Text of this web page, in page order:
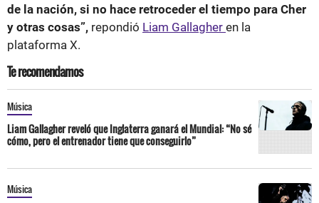
de la nación, si no hace retroceder el tiempo para Cher
y otras cosas”, repondió Liam Gallagher en la
plataforma X.
Te recomendamos
Música
Liam Gallagher reveló que Inglaterra ganará el Mundial: “No sé
cómo, pero el entrenador tiene que conseguirlo”
Música